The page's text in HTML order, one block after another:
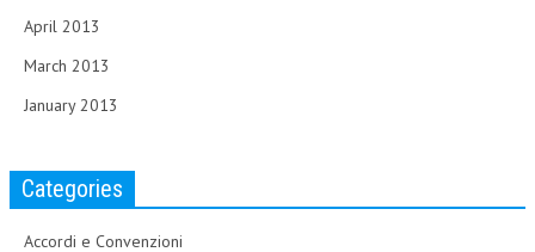
April 2013
March 2013
January 2013
Categories
Accordi e Convenzioni